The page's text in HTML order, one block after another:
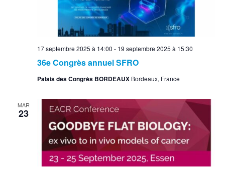
36e Congrès annuel SFRO
17 septembre 2025 à 14:00 - 19 septembre 2025 à 15:30
Palais des Congrès BORDEAUX Bordeaux, France
MAR
23